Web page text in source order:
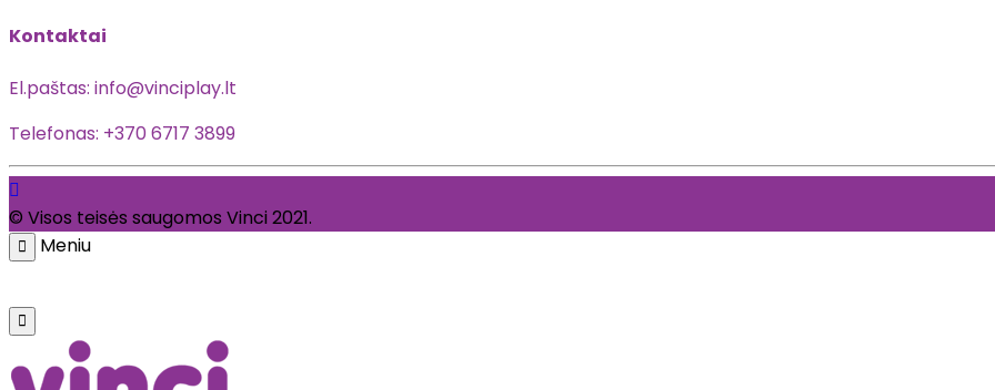
Kontaktai
El.paštas: info@vinciplay.lt
Telefonas: +370 6717 3899
© Visos teisės saugomos Vinci 2021.
Meniu